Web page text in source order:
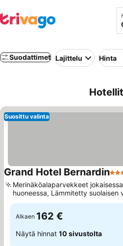
Suodattimet Lajittelu Hinta
Suosittu valinta
Grand Hotel Bernardin5
Merinäköalaparvekkeet jokaisessa
huoneessa, Lämmitetty suolaisen
sisäuima-allas
Alkaen 162 €
Näytä hinnat 10 sivustolta